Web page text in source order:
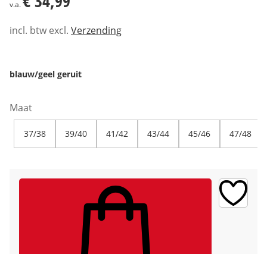
v.a.
incl. btw excl. Verzending
blauw/geel geruit
Maat
37/38 39/40 41/42 43/44 45/46 47/48